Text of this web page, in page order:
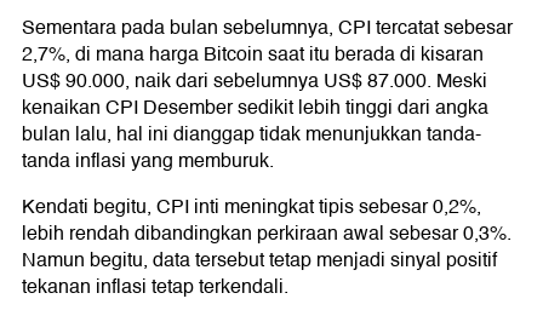
Sementara pada bulan sebelumnya, CPI tercatat sebesar
2,7%, di mana harga Bitcoin saat itu berada di kisaran
US$ 90.000, naik dari sebelumnya US$ 87.000. Meski
kenaikan CPI Desember sedikit lebih tinggi dari angka
bulan lalu, hal ini dianggap tidak menunjukkan tanda-
tanda inflasi yang memburuk.
Kendati begitu, CPI inti meningkat tipis sebesar 0,2%,
lebih rendah dibandingkan perkiraan awal sebesar 0,3%.
Namun begitu, data tersebut tetap menjadi sinyal positif
tekanan inflasi tetap terkendali.